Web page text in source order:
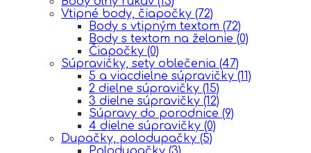
Vtipné body, čiapočky (72)
Body s vtipným textom (72)
Body s textom na želanie (0)
Čiapočky (0)
Súpravičky, sety oblečenia (47)
5 a viacdielne súpravičky (11)
2 dielne súpravičky (15)
3 dielne súpravičky (12)
Súpravy do porodnice (9)
4 dielne súpravičky (0)
Dupačky, polodupačky (5)